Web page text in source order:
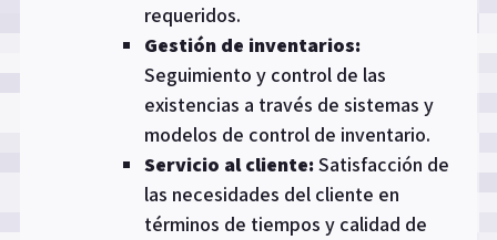
requeridos.
Gestión de inventarios:
Seguimiento y control de las
existencias a través de sistemas y
modelos de control de inventario.
Servicio al cliente: Satisfacción de
las necesidades del cliente en
términos de tiempos y calidad de